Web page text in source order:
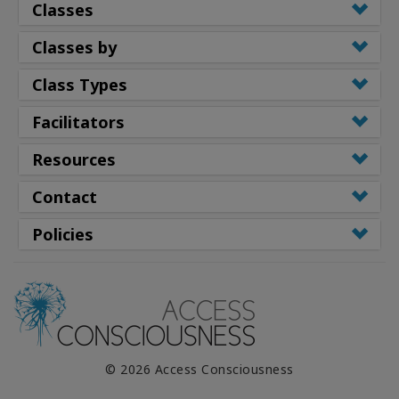
Classes
Classes by
Class Types
Facilitators
Resources
Contact
Policies
© 2026 Access Consciousness